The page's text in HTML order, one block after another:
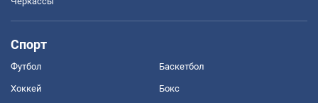
Спорт
Футбол Баскетбол
Хоккей Бокс